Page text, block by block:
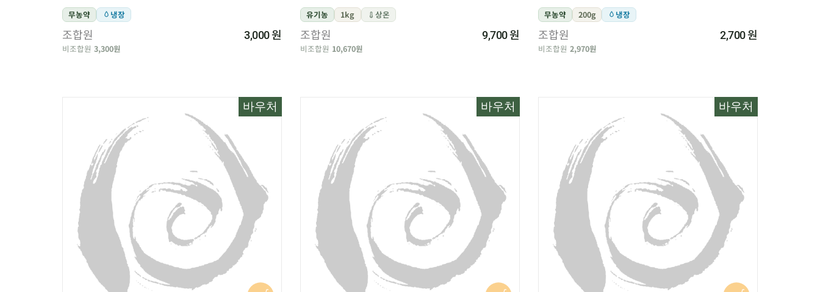
무농약 냉장
조합원 3,000원
비조합원 3,300원
유기농 1kg 상온
조합원 9,700원
비조합원 10,670원
무농약 200g 냉장
조합원 2,700원
비조합원 2,970원
바우처 바우처 바우처